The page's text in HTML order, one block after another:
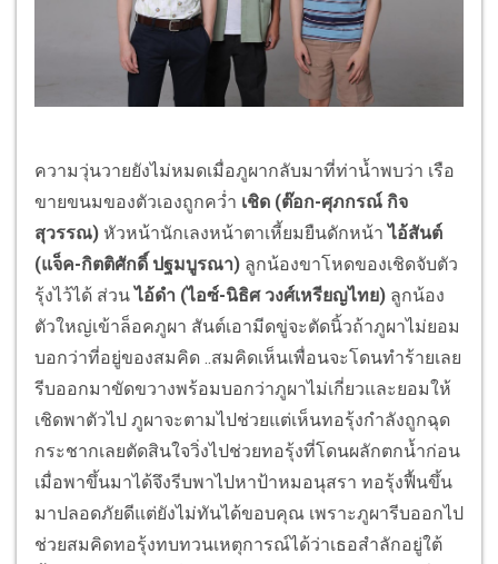
ความวุ่นวายยังไม่หมดเมื่อภูผากลับมาที่ท่าน้ำพบว่า เรือ
ขายขนมของตัวเองถูกคว่ำ เชิด (ต๊อก-ศุภกรณ์ กิจ
สุวรรณ) หัวหน้านักเลงหน้าตาเหี้ยมยืนดักหน้าไอ้สันต์
(แจ็ค-กิตติศักดิ์ ปฐมบูรณา) ลูกน้องขาโหดของเชิดจับตัว
รุ้งไว้ได้ ส่วนไอ้ดำ (ไอซ์-นิธิศ วงศ์เหรียญไทย) ลูกน้อง
ตัวใหญ่เข้าล็อคภูผา สันต์เอามีดขู่จะตัดนิ้วถ้าภูผาไม่ยอม
บอกว่าที่อยู่ของสมคิด ..สมคิดเห็นเพื่อนจะโดนทำร้ายเลย
รีบออกมาขัดขวางพร้อมบอกว่าภูผาไม่เกี่ยวและยอมให้
เชิดพาตัวไป ภูผาจะตามไปช่วยแต่เห็นทอรุ้งกำลังถูกฉุด
กระชากเลยตัดสินใจวิ่งไปช่วยทอรุ้งที่โดนผลักตกน้ำก่อน
เมื่อพาขึ้นมาได้จึงรีบพาไปหาป้าหมอนุสรา ทอรุ้งฟื้นขึ้น
มาปลอดภัยดีแต่ยังไม่ทันได้ขอบคุณ เพราะภูผารีบออกไป
ช่วยสมคิดทอรุ้งทบทวนเหตุการณ์ได้ว่าเธอสำลักอยู่ใต้